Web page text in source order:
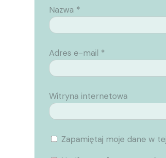
Nazwa *
Adres e-mail *
Witryna internetowa
Zapamiętaj moje dane w